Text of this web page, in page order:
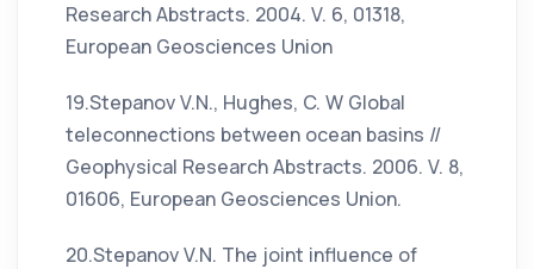
Research Abstracts. 2004. V. 6, 01318,
European Geosciences Union
19.Stepanov V.N., Hughes, C. W Global
teleconnections between ocean basins //
Geophysical Research Abstracts. 2006. V. 8,
01606, European Geosciences Union.
20.Stepanov V.N. The joint influence of